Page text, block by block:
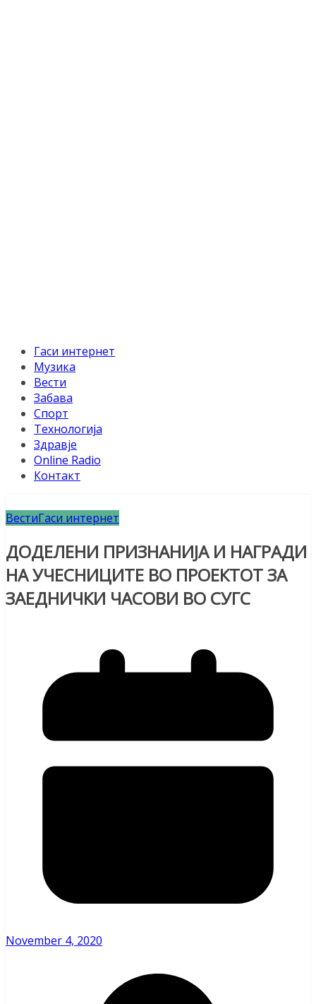
Гаси интернет
Музика
Вести
Забава
Спорт
Технологија
Здравје
Online Radio
Контакт
ВестиГаси интернет
ДОДЕЛЕНИ ПРИЗНАНИЈА И НАГРАДИ
НА УЧЕСНИЦИТЕ ВО ПРОЕКТОТ ЗА
ЗАЕДНИЧКИ ЧАСОВИ ВО СУГС
November 4, 2020